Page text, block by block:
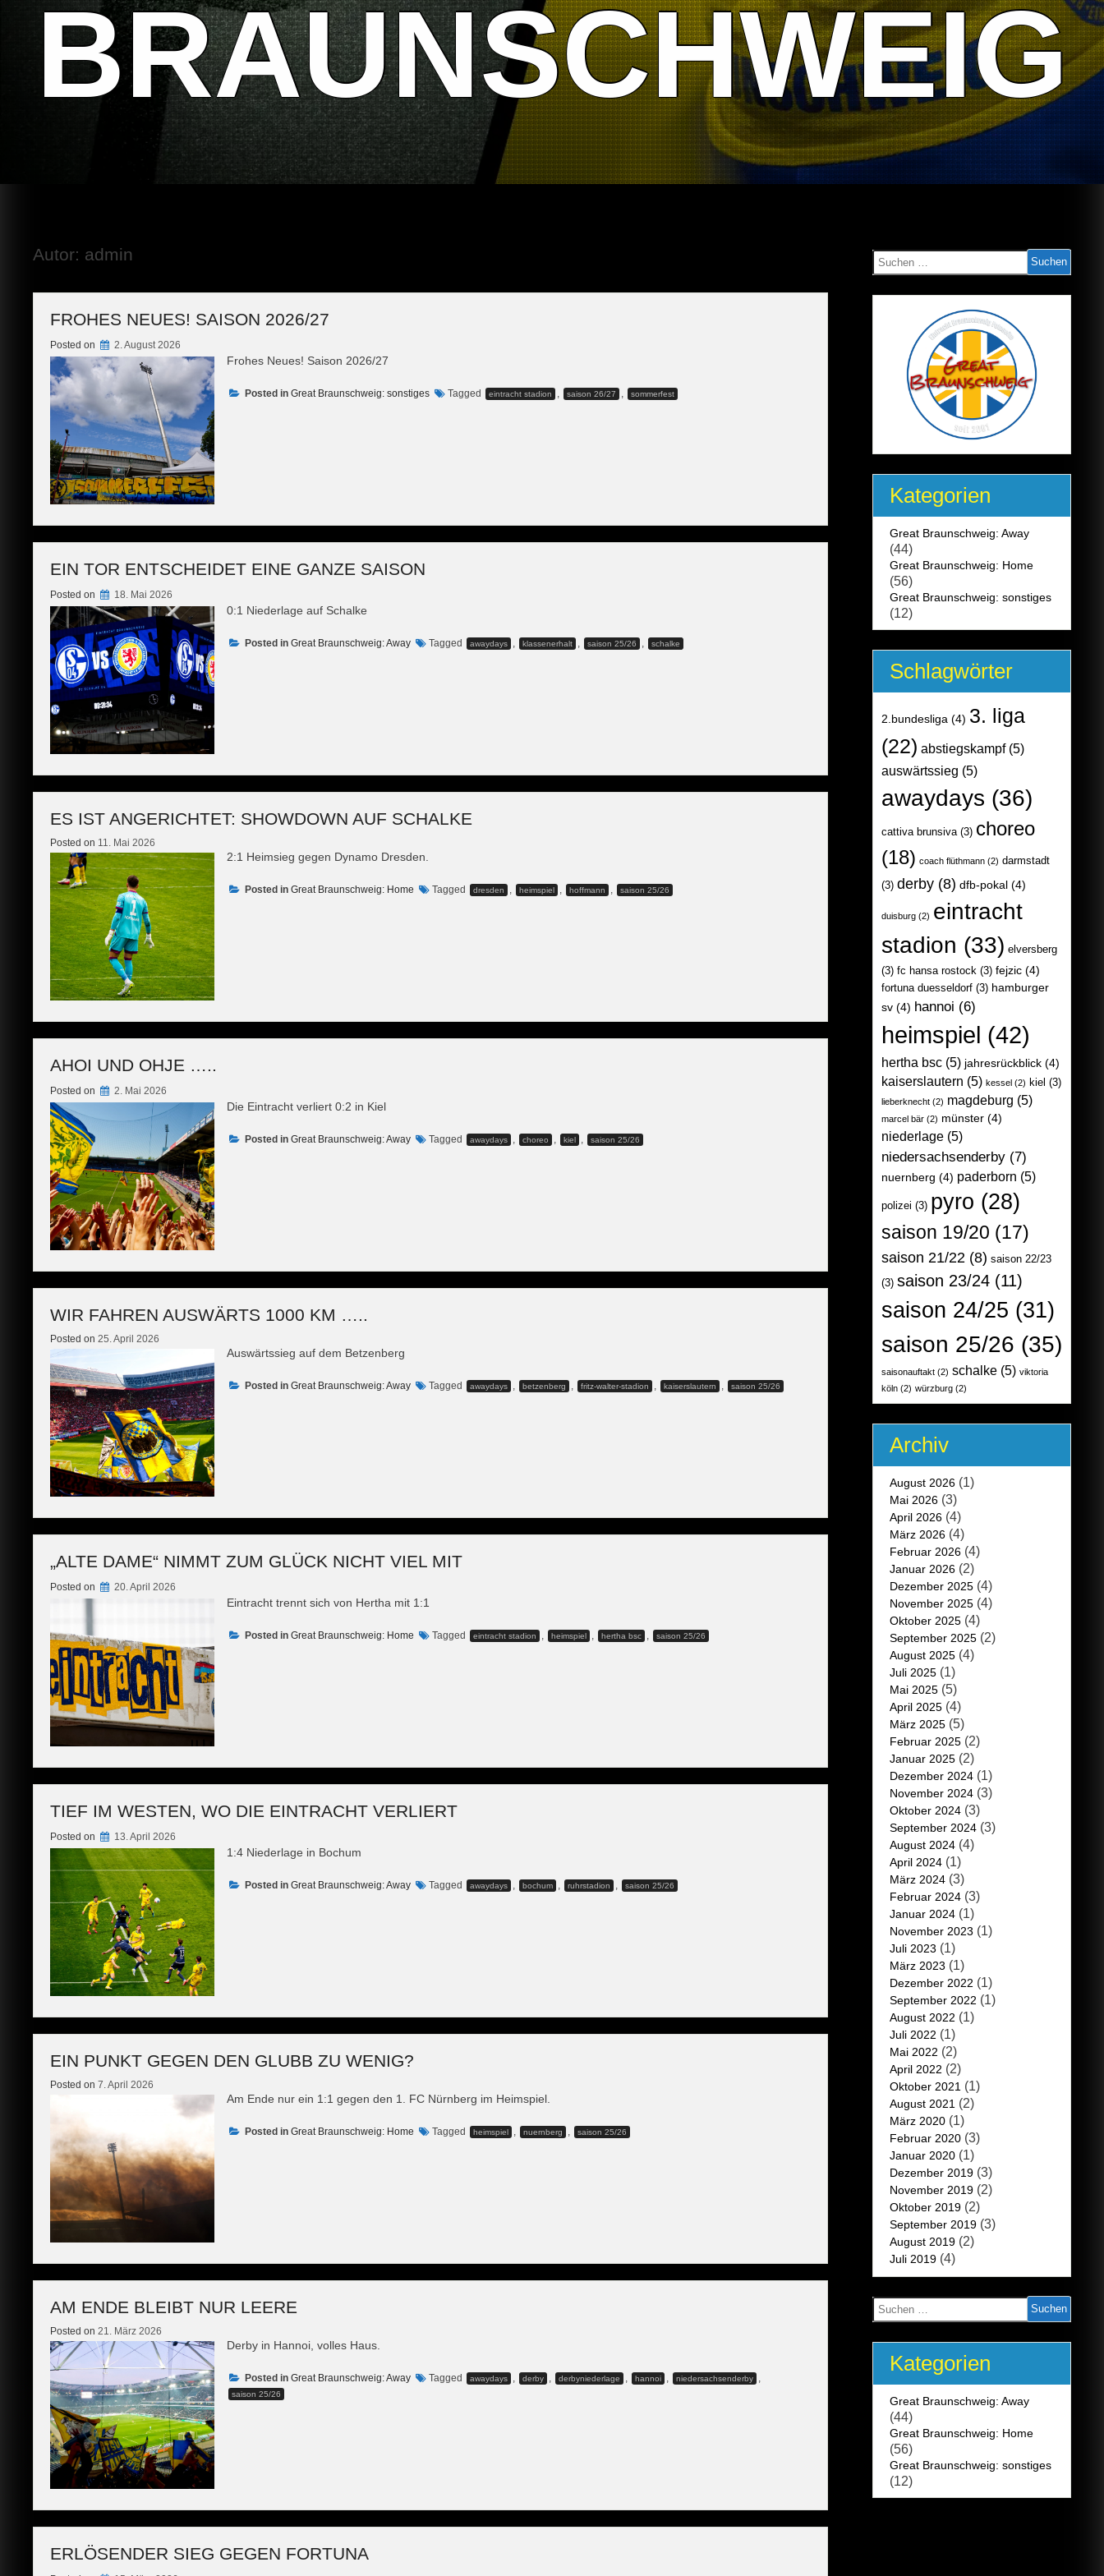
BRAUNSCHWEIG
Autor: admin
FROHES NEUES! SAISON 2026/27
Posted on 2. August 2026
Frohes Neues! Saison 2026/27
Posted in Great Braunschweig: sonstiges Tagged eintracht stadion , saison 26/27 , sommerfest
EIN TOR ENTSCHEIDET EINE GANZE SAISON
Posted on 18. Mai 2026
0:1 Niederlage auf Schalke
Posted in Great Braunschweig: Away Tagged awaydays , klassenerhalt , saison 25/26 , schalke
ES IST ANGERICHTET: SHOWDOWN AUF SCHALKE
Posted on 11. Mai 2026
2:1 Heimsieg gegen Dynamo Dresden.
Posted in Great Braunschweig: Home Tagged dresden , heimspiel , hoffmann , saison 25/26
AHOI UND OHJE …..
Posted on 2. Mai 2026
Die Eintracht verliert 0:2 in Kiel
Posted in Great Braunschweig: Away Tagged awaydays , choreo , kiel , saison 25/26
WIR FAHREN AUSWÄRTS 1000 KM …..
Posted on 25. April 2026
Auswärtssieg auf dem Betzenberg
Posted in Great Braunschweig: Away Tagged awaydays , betzenberg , fritz-walter-stadion , kaiserslautern , saison 25/26
„ALTE DAME“ NIMMT ZUM GLÜCK NICHT VIEL MIT
Posted on 20. April 2026
Eintracht trennt sich von Hertha mit 1:1
Posted in Great Braunschweig: Home Tagged eintracht stadion , heimspiel , hertha bsc , saison 25/26
TIEF IM WESTEN, WO DIE EINTRACHT VERLIERT
Posted on 13. April 2026
1:4 Niederlage in Bochum
Posted in Great Braunschweig: Away Tagged awaydays , bochum , ruhrstadion , saison 25/26
EIN PUNKT GEGEN DEN GLUBB ZU WENIG?
Posted on 7. April 2026
Am Ende nur ein 1:1 gegen den 1. FC Nürnberg im Heimspiel.
Posted in Great Braunschweig: Home Tagged heimspiel , nuernberg , saison 25/26
AM ENDE BLEIBT NUR LEERE
Posted on 21. März 2026
Derby in Hannoi, volles Haus.
Posted in Great Braunschweig: Away Tagged awaydays , derby , derbyniederlage , hannoi , niedersachsenderby ,
saison 25/26
ERLÖSENDER SIEG GEGEN FORTUNA
Suchen
nach:
Kategorien
Great Braunschweig: Away
(44)
Great Braunschweig: Home
(56)
Great Braunschweig: sonstiges
(12)
Schlagwörter
2.bundesliga(4) 3. liga
(22) abstiegskampf(5)
auswärtssieg (5)
awaydays (36)
cattiva brunsiva(3) choreo
(18) coach flüthmann(2) darmstadt
(3) derby(8) dfb-pokal(4)
duisburg(2) eintracht
stadion (33) elversberg
(3) fc hansa rostock(3) fejzic(4)
fortuna duesseldorf(3) hamburger
sv(4) hannoi (6)
heimspiel (42)
hertha bsc(5) jahresrückblick(4)
kaiserslautern (5) kessel (2) kiel (3)
lieberknecht(2) magdeburg (5)
marcel bär(2) münster(4)
niederlage(5)
niedersachsenderby(7)
nuernberg (4) paderborn (5)
polizei (3) pyro (28)
saison 19/20 (17)
saison 21/22(8) saison 22/23
(3) saison 23/24(11)
saison 24/25 (31)
saison 25/26 (35)
saisonauftakt(2) schalke(5) viktoria
köln(2) würzburg(2)
Archiv
August 2026(1)
Mai 2026(3)
April 2026(4)
März 2026(4)
Februar 2026(4)
Januar 2026(2)
Dezember 2025(4)
November 2025(4)
Oktober 2025(4)
September 2025(2)
August 2025(4)
Juli 2025(1)
Mai 2025(5)
April 2025(4)
März 2025(5)
Februar 2025(2)
Januar 2025(2)
Dezember 2024(1)
November 2024(3)
Oktober 2024(3)
September 2024(3)
August 2024(4)
April 2024(1)
März 2024(3)
Februar 2024(3)
Januar 2024(1)
November 2023 (1)
Juli 2023 (1)
März 2023 (1)
Dezember 2022 (1)
September 2022 (1)
August 2022 (1)
Juli 2022 (1)
Mai 2022 (2)
April 2022 (2)
Oktober 2021 (1)
August 2021 (2)
März 2020(1)
Februar 2020(3)
Januar 2020(1)
Dezember 2019(3)
November 2019(2)
Oktober 2019(2)
September 2019(3)
August 2019(2)
Juli 2019(4)
Suchen
nach:
Kategorien
Great Braunschweig: Away
(44)
Great Braunschweig: Home
(56)
Great Braunschweig: sonstiges
(12)